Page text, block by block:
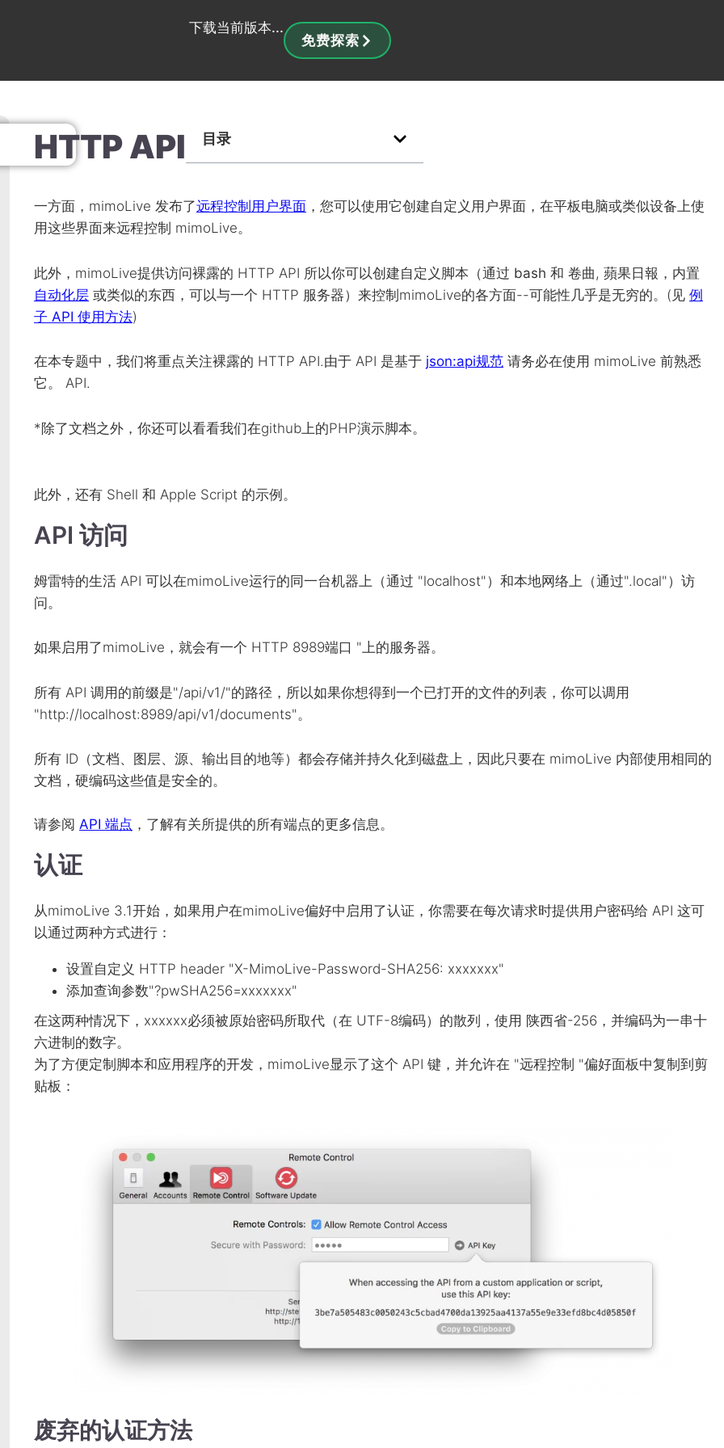
下载当前版本...
免费探索
HTTP API 目录
一方面，mimoLive 发布了远程控制用户界面 ，您可以使用它创建自定义用户界面，在平板电脑或类似设备上使
用这些界面来远程控制 mimoLive。
此外，mimoLive提供访问裸露的 HTTP API 所以你可以创建自定义脚本（通过 bash 和 卷曲 , 蘋果日報 ，内置
自动化层 或类似的东西，可以与一个 HTTP 服务器）来控制mimoLive的各方面--可能性几乎是无穷的。(见 例
子 API 使用方法)
在本专题中，我们将重点关注裸露的 HTTP API.由于 API 是基于 json:api规范 请务必在使用 mimoLive 前熟悉
它。 API.
*除了文档之外，你还可以看看我们在github上的PHP演示脚本。
此外，还有 Shell 和 Apple Script 的示例。
API 访问
姆雷特的生活 API 可以在mimoLive运行的同一台机器上（通过 "localhost"）和本地网络上（通过".local"）访
问。
如果启用了mimoLive，就会有一个 HTTP 8989端口 "上的服务器。
所有 API 调用的前缀是"/api/v1/"的路径，所以如果你想得到一个已打开的文件的列表，你可以调用
"http://localhost:8989/api/v1/documents"。
所有 ID（文档、图层、源、输出目的地等）都会存储并持久化到磁盘上，因此只要在 mimoLive 内部使用相同的
文档，硬编码这些值是安全的。
请参阅 API 端点 ，了解有关所提供的所有端点的更多信息。
认证
从mimoLive 3.1开始，如果用户在mimoLive偏好中启用了认证，你需要在每次请求时提供用户密码给 API 这可
以通过两种方式进行：
设置自定义 HTTP header "X-MimoLive-Password-SHA256: xxxxxxx"
添加查询参数"?pwSHA256=xxxxxxx"
在这两种情况下，xxxxxx必须被原始密码所取代（在 UTF-8编码）的散列，使用 陕西省-256，并编码为一串十
六进制的数字。
为了方便定制脚本和应用程序的开发，mimoLive显示了这个 API 键，并允许在 "远程控制 "偏好面板中复制到剪
贴板：
废弃的认证方法